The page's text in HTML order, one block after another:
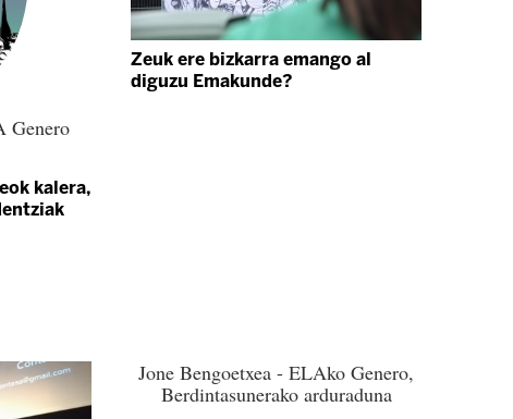
Genero
kalera,
Zeuk ere bizkarra emango al
diguzu Emakunde?
Jone Bengoetxea - ELAko Genero,
Berdintasunerako arduraduna